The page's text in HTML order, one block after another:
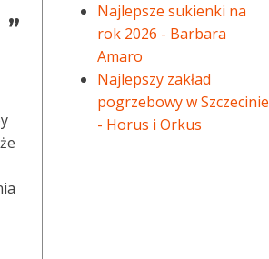
Najlepsze sukienki na
rok 2026 - Barbara
Amaro
Najlepszy zakład
pogrzebowy w Szczecinie
- Horus i Orkus